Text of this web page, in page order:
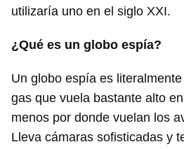
utilizaría uno en el siglo XXI.
¿Qué es un globo espía?
Un globo espía es
gas que vuela bastante alto
menos por donde vuelan los
Lleva cámaras sofisticadas y